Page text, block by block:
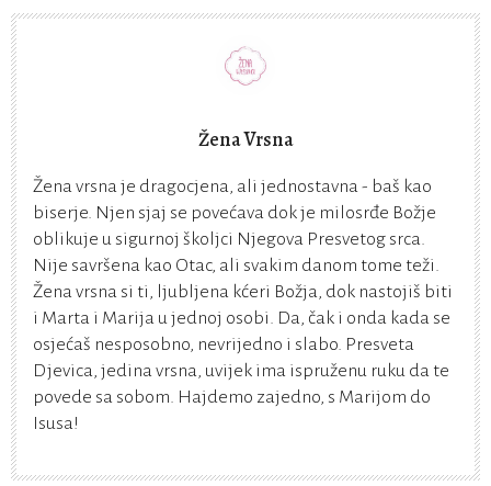
Žena Vrsna
Žena vrsna je dragocjena, ali jednostavna - baš kao
biserje. Njen sjaj se povećava dok je milosrđe Božje
oblikuje u sigurnoj školjci Njegova Presvetog srca.
Nije savršena kao Otac, ali svakim danom tome teži.
Žena vrsna si ti, ljubljena kćeri Božja, dok nastojiš biti
i Marta i Marija u jednoj osobi. Da, čak i onda kada se
osjećaš nesposobno, nevrijedno i slabo. Presveta
Djevica, jedina vrsna, uvijek ima ispruženu ruku da te
povede sa sobom. Hajdemo zajedno, s Marijom do
Isusa!